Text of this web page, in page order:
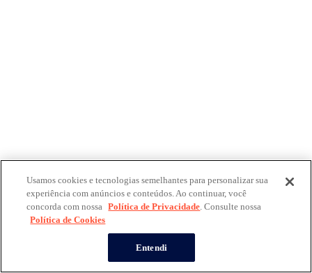
Usamos cookies e tecnologias semelhantes para personalizar sua
experiência com anúncios e conteúdos. Ao continuar, você
concorda com nossa Política de Privacidade. Consulte nossa
Política de Cookies
Entendi